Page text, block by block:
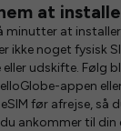
at
minutter at
ikke noget fysisk
udskifte. Følg
appen
før afrejse, så
ankommer til